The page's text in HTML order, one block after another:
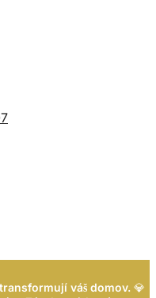
váš domov. 💎